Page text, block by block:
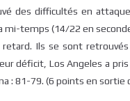
des difficultés en
mi-temps (14/22 en
Ils se sont
déficit, Los Angeles a
: 81-79. (6 points en sortie